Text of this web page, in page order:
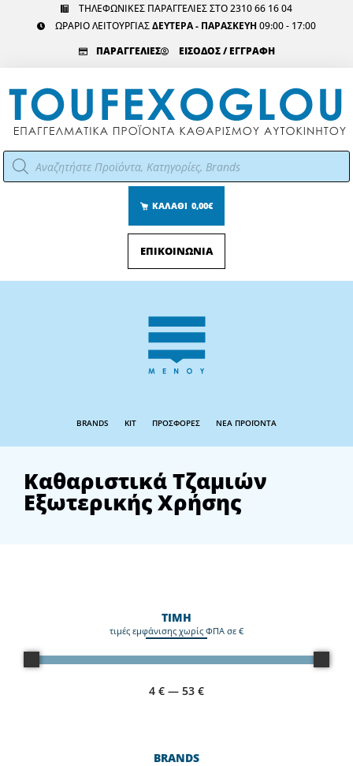
ΤΗΛΕΦΩΝΙΚΕΣ ΠΑΡΑΓΓΕΛΙΕΣ ΣΤΟ 2310 66 16 04
ΩΡΑΡΙΟ ΛΕΙΤΟΥΡΓΙΑΣΔΕΥΤΕΡΑ - ΠΑΡΑΣΚΕΥΗ 09:00 - 17:00
ΠΑΡΑΓΓΕΛΙΕΣ
ΕΙΣΟΔΟΣ / ΕΓΓΡΑΦΗ
Αναζήτηση
προϊόντων
ΚΑΛΑΘΙ 0,00€
ΕΠΙΚΟΙΝΩΝΙΑ
Menu
BRANDS KIT ΠΡΟΣΦΟΡΕΣ ΝΕΑ ΠΡΟΪΟΝΤΑ
Καθαριστικά Τζαμιών
Εξωτερικής Χρήσης
ΤΙΜΗ
τιμές εμφάνισης χωρίς ΦΠΑ σε €
4 € — 53 €
BRANDS